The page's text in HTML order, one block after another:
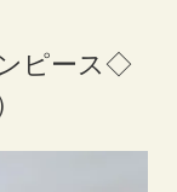
ピース◇